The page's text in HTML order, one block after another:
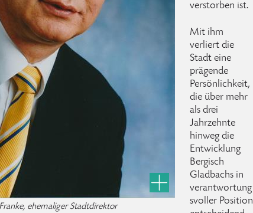
ehemaliger Stadtdirektor
verstorben ist.
Mit ihm
verliert die
Stadt eine
prägende
Persönlichkeit,
die über mehr
als drei
Jahrzehnte
hinweg die
Entwicklung
Bergisch
Gladbachs in
verantwortung
svoller Position